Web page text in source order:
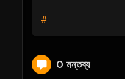
#
0 মন্তব্য